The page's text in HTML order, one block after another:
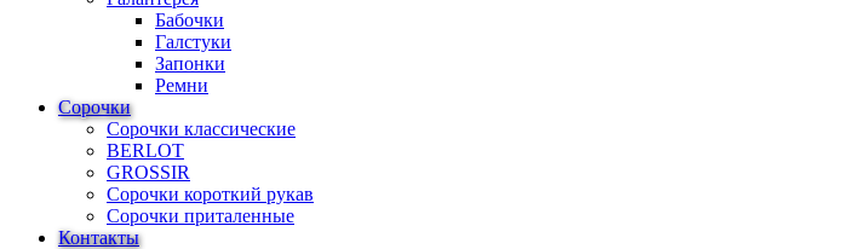
Бабочки
Галстуки
Запонки
Ремни
Сорочки
Сорочки классические
BERLOT
GROSSIR
Сорочки короткий рукав
Сорочки приталенные
Контакты